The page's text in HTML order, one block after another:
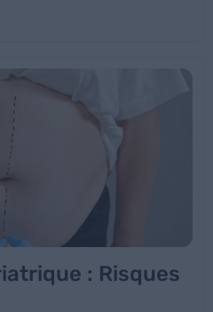
: Risques